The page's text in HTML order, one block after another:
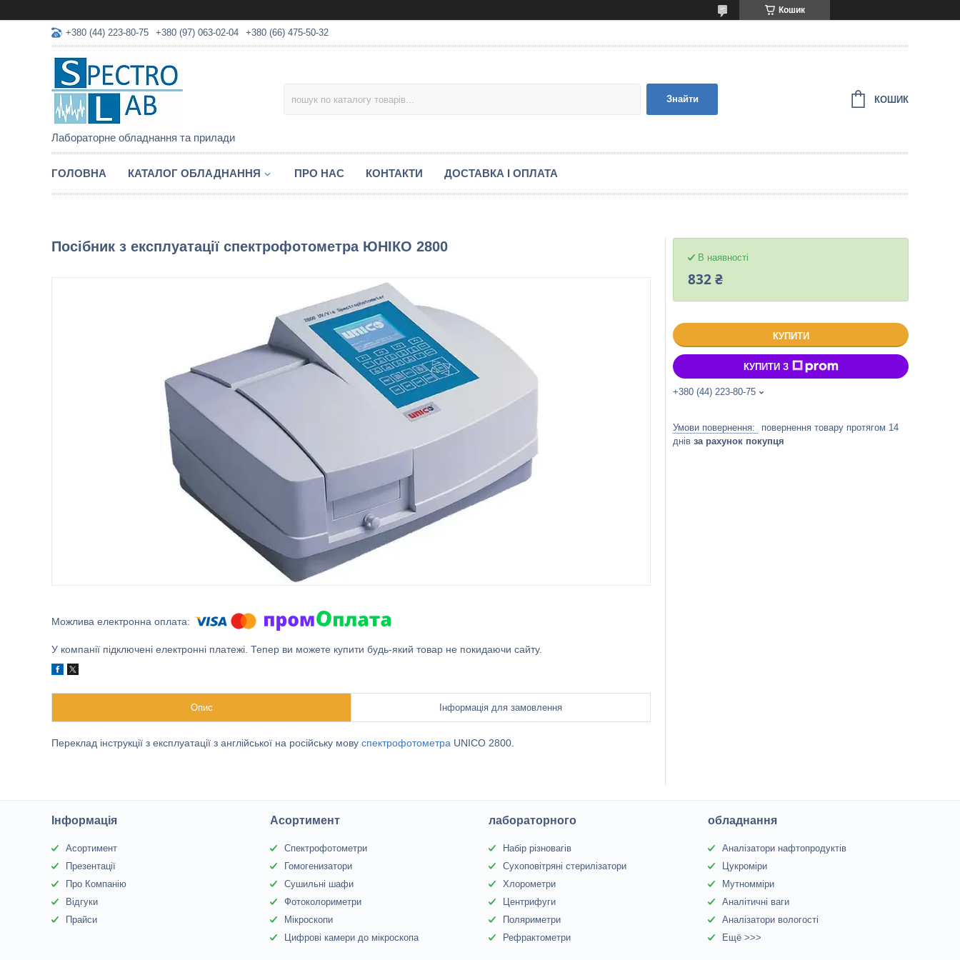
Кошик
+380 (44) 223-80-75 +380 (97) 063-02-04 +380 (66) 475-50-32
Лабораторне обладнання та прилади
Знайти КОШИК
ГОЛОВНА КАТАЛОГ ОБЛАДНАННЯ ПРО НАС КОНТАКТИ ДОСТАВКА І ОПЛАТА
Посібник з експлуатації спектрофотометра ЮНІКО 2800
У компанії підключені електронні платежі. Тепер ви можете купити будь-який товар не покидаючи сайту.
Опис Інформація для замовлення
Переклад інструкції з експлуатації з англійської на російську мову спектрофотометра UNICO 2800.
В наявності
832 ₴
КУПИТИ
КУПИТИ З
+380 (44) 223-80-75
повернення товару протягом 14
днів за рахунок покупця
Інформація
Асортимент
Презентації
Про Компанію
Відгуки
Прайси
Асортимент
Спектрофотометри
Гомогенизатори
Сушильні шафи
Фотоколориметри
Мікроскопи
Цифрові камери до мікроскопа
лабораторного
Набір різновагів
Сухоповітряні стерилізатори
Хлорометри
Центрифуги
Поляриметри
Рефрактометри
обладнання
Аналізатори нафтопродуктів
Цукроміри
Мутномміри
Аналітичні ваги
Аналізатори вологості
Ещё >>>